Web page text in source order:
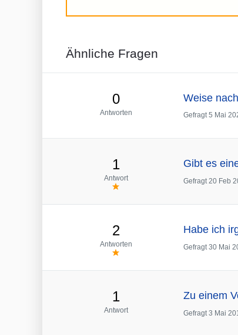
Ähnliche Fragen
0
Antworten
Weise
Gefragt 5 Mai
1
Antwort
Gibt es
Gefragt 20 Feb
2
Antworten
Habe ich
Gefragt 30 Mai
1
Antwort
Zu einem
Gefragt 3 Mai